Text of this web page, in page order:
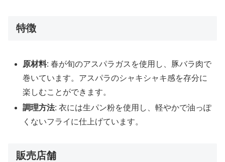
特徴
原材料: 春が旬のアスパラガスを使用し、豚バラ肉で
巻いています。アスパラのシャキシャキ感を存分に
楽しむことができます。
調理方法: 衣には生パン粉を使用し、軽やかで油っぽ
くないフライに仕上げています。
販売店舗